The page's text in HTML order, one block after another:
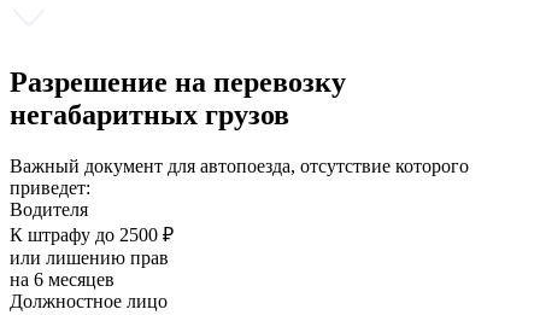
Разрешение на перевозку
негабаритных грузов
Важный документ для автопоезда, отсутствие которого
приведет:
Водителя
К штрафу до 2500 ₽
или лишению прав
на 6 месяцев
Должностное лицо